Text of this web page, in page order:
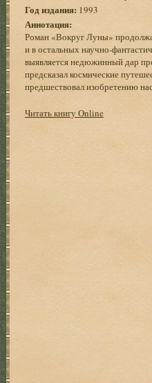
Год издания: 1993
Аннотация:
Роман «Вокруг Луны»
и в остальных научно-
выявляется недюжинный дар
предсказал космические
предшествовал изобретению
Читать книгу Online